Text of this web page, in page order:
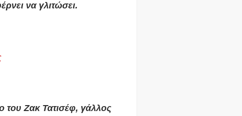
να γλιτώσει.
του Ζακ Τατισέφ, γάλλος